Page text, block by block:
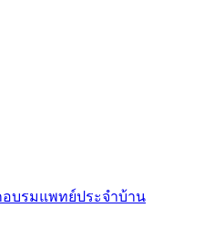
บรมแพทย์ประจำบ้าน